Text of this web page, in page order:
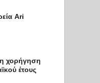
Ari
χορήγηση
έτους